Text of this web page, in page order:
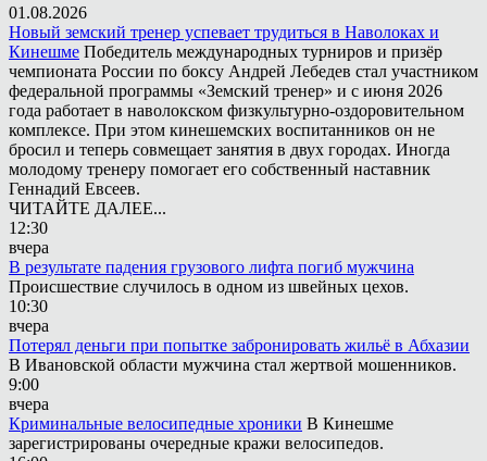
01.08.2026
Новый земский тренер успевает трудиться в Наволоках и
Кинешме Победитель международных турниров и призёр
чемпионата России по боксу Андрей Лебедев стал участником
федеральной программы «Земский тренер» и с июня 2026
года работает в наволокском физкультурно-оздоровительном
комплексе. При этом кинешемских воспитанников он не
бросил и теперь совмещает занятия в двух городах. Иногда
молодому тренеру помогает его собственный наставник
Геннадий Евсеев.
ЧИТАЙТЕ ДАЛЕЕ...
12:30
вчера
В результате падения грузового лифта погиб мужчина
Происшествие случилось в одном из швейных цехов.
10:30
вчера
Потерял деньги при попытке забронировать жильё в Абхазии
В Ивановской области мужчина стал жертвой мошенников.
9:00
вчера
Криминальные велосипедные хроники В Кинешме
зарегистрированы очередные кражи велосипедов.